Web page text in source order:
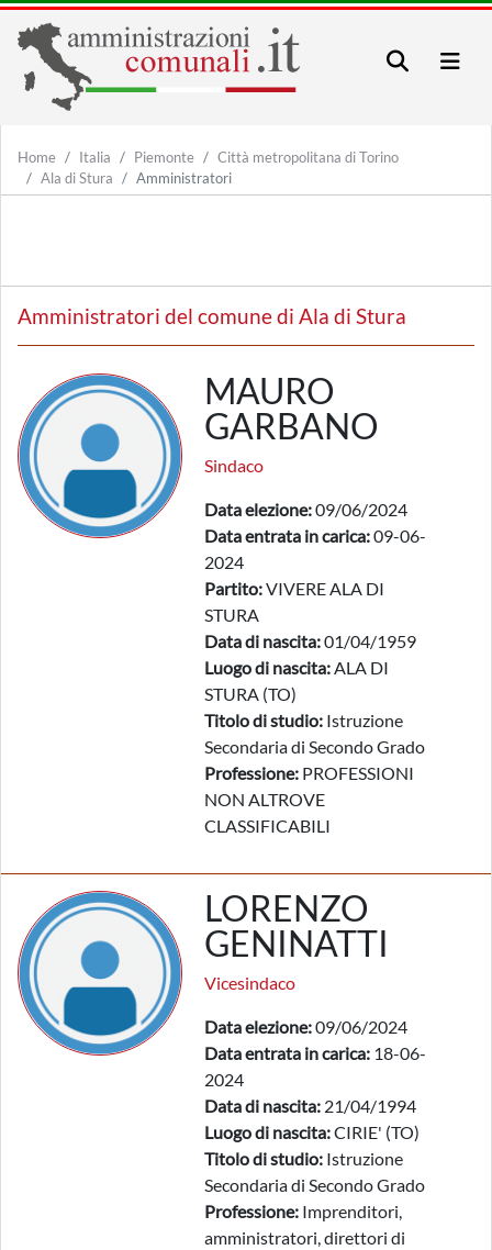
Home Italia Piemonte
Città metropolitana di Torino
Ala di Stura
Amministratori
Amministratori del comune di Ala di Stura
MAURO
GARBANO
Sindaco
Data elezione:09/06/2024
Data entrata in carica:09-06-
2024
Partito:VIVERE ALA DI
STURA
Data di nascita:01/04/1959
Luogo di nascita:ALA DI
STURA (TO)
Titolo di studio: Istruzione
Secondaria di Secondo Grado
Professione: PROFESSIONI
NON ALTROVE
CLASSIFICABILI
LORENZO
GENINATTI
Vicesindaco
Data elezione:09/06/2024
Data entrata in carica: 18-06-
2024
Data di nascita: 21/04/1994
Luogo di nascita:CIRIE' (TO)
Titolo di studio: Istruzione
Secondaria di Secondo Grado
Professione: Imprenditori,
amministratori, direttori di